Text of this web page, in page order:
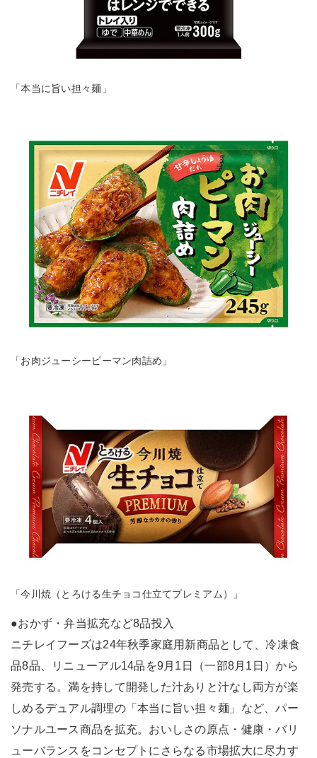
「本当に旨い担々麺」
「お肉ジューシーピーマン肉詰め」
「今川焼（とろける生チョコ仕立てプレミアム）」
●おかず・弁当拡充など8品投入
ニチレイフーズは24年秋季家庭用新商品として、冷凍食
品8品、リニューアル14品を9月1日（一部8月1日）から
発売する。満を持して開発した汁ありと汁なし両方が楽
しめるデュアル調理の「本当に旨い担々麺」など、パー
ソナルユース商品を拡充。おいしさの原点・健康・バリ
ューバランスをコンセプトにさらなる市場拡大に尽力す